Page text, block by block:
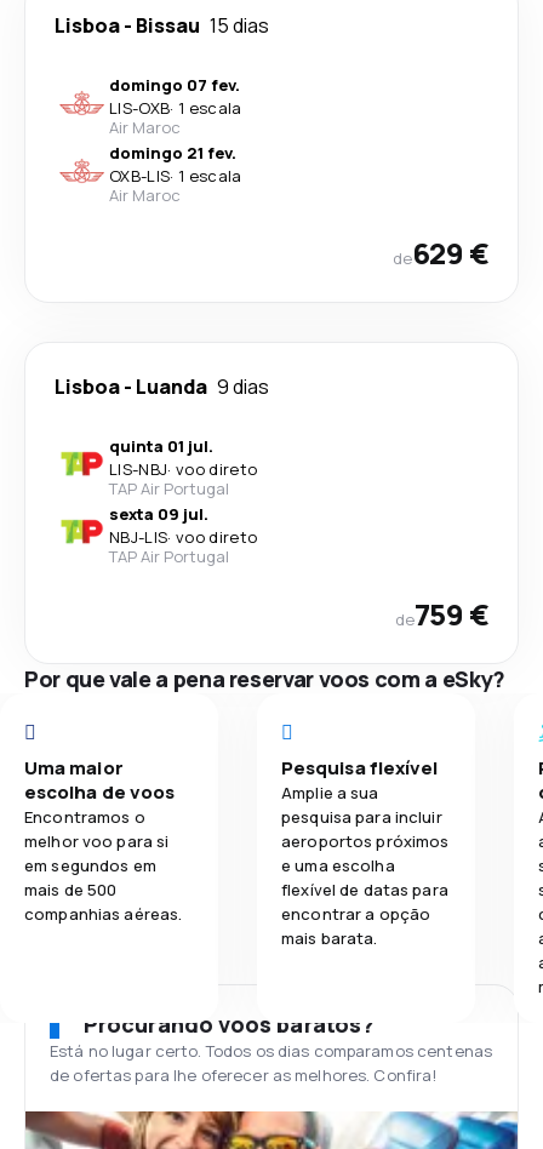
Lisboa- Bissau 15 dias
domingo 07 fev.
LIS-OXB· 1 escala
Air Maroc
domingo 21 fev.
OXB-LIS· 1 escala
Air Maroc
de629 €
Lisboa- Luanda 9 dias
quinta 01 jul.
LIS-NBJ· voo direto
TAP Air Portugal
sexta 09 jul.
NBJ-LIS· voo direto
TAP Air Portugal
de759 €
Por que vale a pena reservar voos com a eSky?
Uma maior
escolha de voos
Encontramos o
melhor voo para si
em segundos em
mais de 500
companhias aéreas.
Pesquisa flexível
Amplie a sua
pesquisa para incluir
aeroportos próximos
e uma escolha
flexível de datas para
encontrar a opção
mais barata.
Procurando voos baratos?
Está no lugar certo. Todos os dias comparamos centenas
de ofertas para lhe oferecer as melhores. Confira!